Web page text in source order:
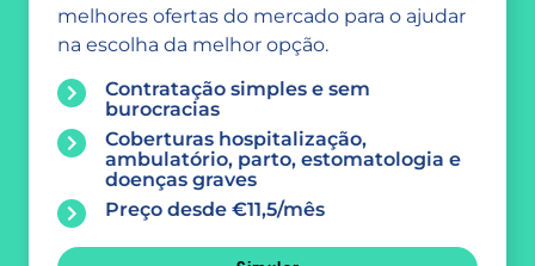
melhores ofertas do mercado para o ajudar
na escolha da melhor opção.
Contratação simples e sem
burocracias
Coberturas hospitalização,
ambulatório, parto, estomatologia e
doenças graves
Preço desde €11,5/mês